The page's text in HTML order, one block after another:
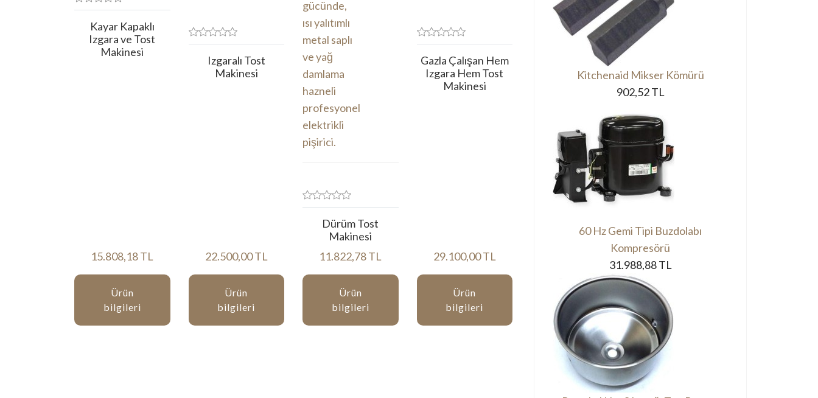
Kayar Kapaklı
Izgara ve Tost
Makinesi
15.808,18 TL
Ürün
bilgileri
Izgaralı Tost
Makinesi
22.500,00 TL
Ürün
bilgileri
Dürüm Tost
Makinesi
11.822,78 TL
Ürün
bilgileri
Gazla Çalışan Hem
Izgara Hem Tost
Makinesi
29.100,00 TL
Ürün
bilgileri
Kitchenaid Mikser Kömürü
902,52 TL
60 Hz Gemi Tipi Buzdolabı
Kompresörü
31.988,88 TL